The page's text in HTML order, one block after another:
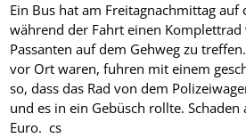
Ein Bus hat am Freitagnachmittag auf
während der Fahrt einen
Passanten auf dem Gehweg zu
vor Ort waren, fuhren mit einem
so, dass das Rad von dem
und es in ein Gebüsch rollte.
Euro. cs